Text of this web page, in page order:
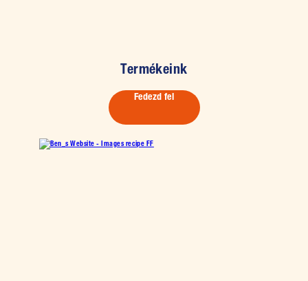
Termékeink
Fedezd fel